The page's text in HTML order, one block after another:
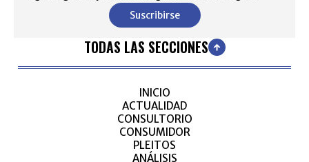
Suscribirse
TODAS LAS SECCIONES
INICIO
ACTUALIDAD
CONSULTORIO
CONSUMIDOR
PLEITOS
ANÁLISIS